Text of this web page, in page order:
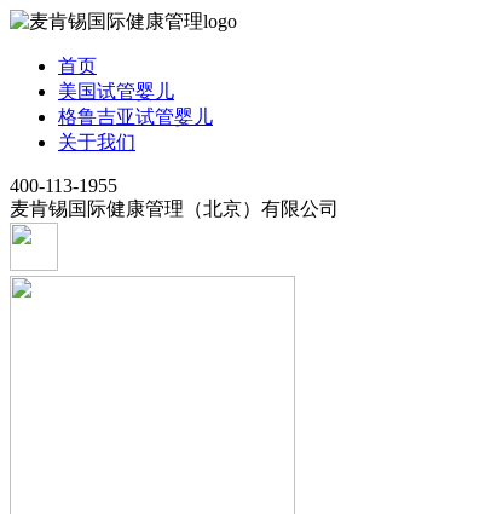
首页
美国试管婴儿
格鲁吉亚试管婴儿
关于我们
400-113-1955
麦肯锡国际健康管理（北京）有限公司